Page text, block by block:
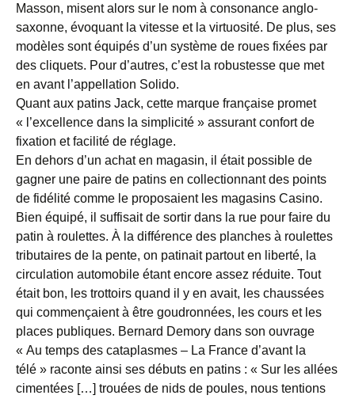
Masson, misent alors sur le nom à consonance anglo-
saxonne, évoquant la vitesse et la virtuosité. De plus, ses
modèles sont équipés d’un système de roues fixées par
des cliquets. Pour d’autres, c’est la robustesse que met
en avant l’appellation Solido.
Quant aux patins Jack, cette marque française promet
« l’excellence dans la simplicité » assurant confort de
fixation et facilité de réglage.
En dehors d’un achat en magasin, il était possible de
gagner une paire de patins en collectionnant des points
de fidélité comme le proposaient les magasins Casino.
Bien équipé, il suffisait de sortir dans la rue pour faire du
patin à roulettes. À la différence des planches à roulettes
tributaires de la pente, on patinait partout en liberté, la
circulation automobile étant encore assez réduite. Tout
était bon, les trottoirs quand il y en avait, les chaussées
qui commençaient à être goudronnées, les cours et les
places publiques. Bernard Demory dans son ouvrage
« Au temps des cataplasmes – La France d’avant la
télé » raconte ainsi ses débuts en patins : « Sur les allées
cimentées […] trouées de nids de poules, nous tentions